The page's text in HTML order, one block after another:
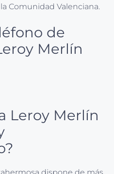
Comunidad Valenciana.
de
Merlín
Leroy Merlín
dispone de más